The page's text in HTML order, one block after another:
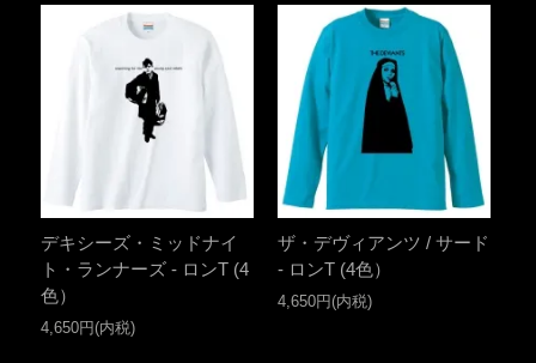
デキシーズ・ミッドナイ
ト・ランナーズ - ロンT (4
色）
4,650円(内税)
ザ・デヴィアンツ / サード
- ロンT (4色）
4,650円(内税)